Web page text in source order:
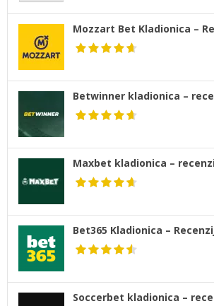
Mozzart Bet Kladionica –
Betwinner kladionica –
Maxbet kladionica –
Bet365 Kladionica –
Soccerbet kladionica –